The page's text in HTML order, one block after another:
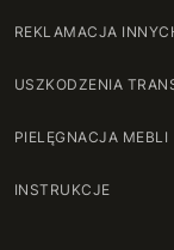
REKLAMACJA
USZKODZENIA
PIELĘGNACJA MEBLI
INSTRUKCJE